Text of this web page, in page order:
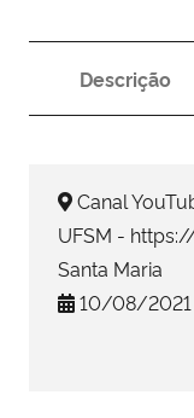
Gabinete de Segurança
Banco Central do Brasil
Descrição
Canal
UFSM -
Santa Maria
10/08/2021